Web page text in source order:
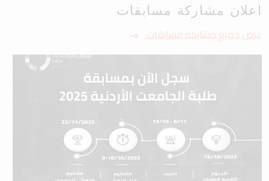
اعلان مشاركة مسابقات
عرض جميع مشاركة مسابقات